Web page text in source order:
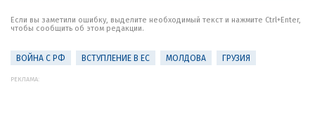
Если вы заметили ошибку, выделите необходимый текст и нажмите Ctrl+Enter,
чтобы сообщить об этом редакции.
ВОЙНА С РФ ВСТУПЛЕНИЕ В ЕС МОЛДОВА ГРУЗИЯ
РЕКЛАМА: